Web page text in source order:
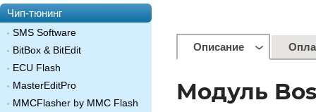
Чип-тюнинг
SMS Software
BitBox & BitEdit
ECU Flash
MasterEditPro
MMCFlasher by MMC Flash
Описание
Модуль